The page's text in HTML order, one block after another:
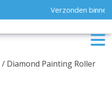
Verzonden binnen
/ Diamond Painting Roller